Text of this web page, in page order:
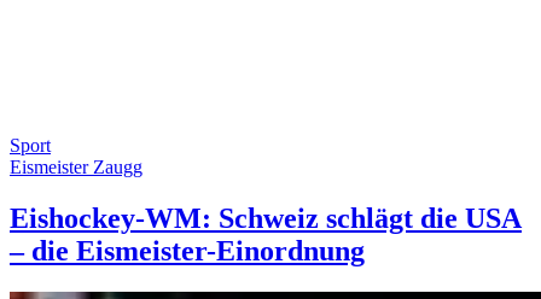
Sport
Eismeister Zaugg
Eishockey-WM: Schweiz schlägt die USA
– die Eismeister-Einordnung